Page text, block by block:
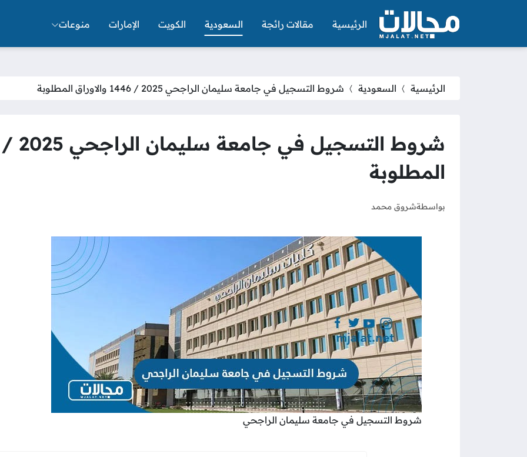
الرئيسية مقالات رائجة السعودية الكويت الإمارات منوعات
الرئيسية السعودية شروط التسجيل في جامعة سليمان الراجحي 2025 / 1446 والاوراق المطلوبة
المطلوبة
بواسطةشروق محمد
شروط التسجيل في جامعة سليمان الراجحي